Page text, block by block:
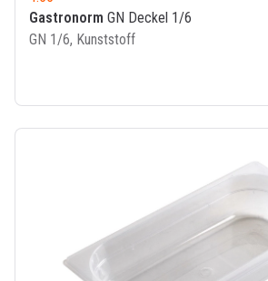
Gastronorm GN Deckel 1/6
GN 1/6, Kunststoff